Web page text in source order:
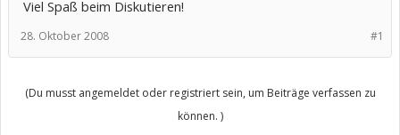
Viel Spaß beim Diskutieren!
#1
28. Oktober 2008
(Du musst angemeldet oder registriert sein, um Beiträge verfassen zu
können. )